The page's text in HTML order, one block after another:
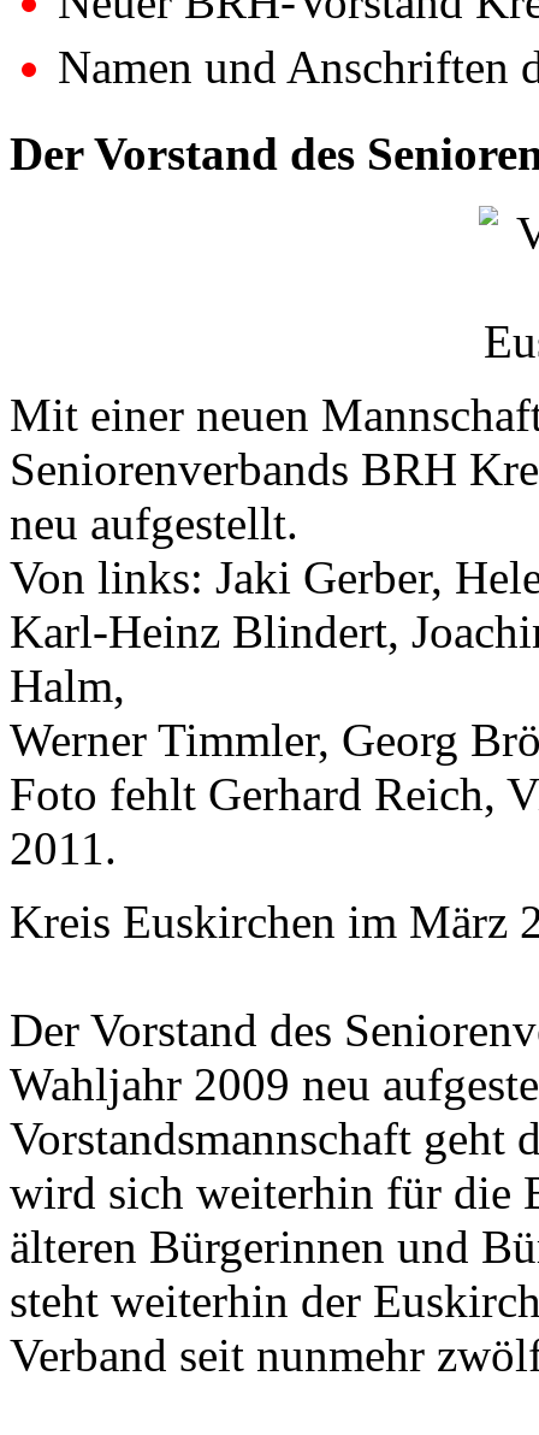
Namen und Anschriften
Der Vorstand des
Mit einer neuen
Seniorenverbands BRH
neu aufgestellt.
Von links: Jaki Gerber,
Karl-Heinz Blindert,
Halm,
Werner Timmler, Georg
Foto fehlt Gerhard Reich,
2011.
Kreis Euskirchen im März
Der Vorstand des
Wahljahr 2009 neu
Vorstandsmannschaft geht
wird sich weiterhin für die
älteren Bürgerinnen und
steht weiterhin der
Verband seit nunmehr